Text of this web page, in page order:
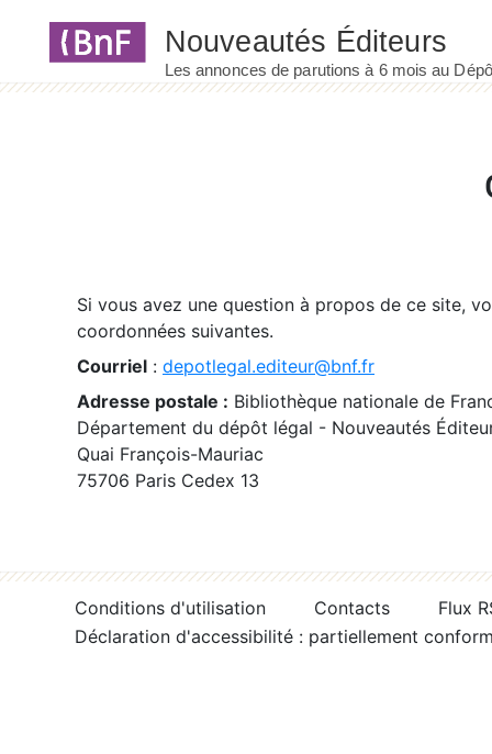
Si vous avez une question à propos de ce site,
coordonnées suivantes.
Courriel : depotlegal.editeur@bnf.fr
Adresse postale : Bibliothèque nationale de
Département du dépôt légal - Nouveautés
Quai François-Mauriac
75706 Paris Cedex 13
Conditions d'utilisation Contacts
Flux
Déclaration d'accessibilité : partiellement